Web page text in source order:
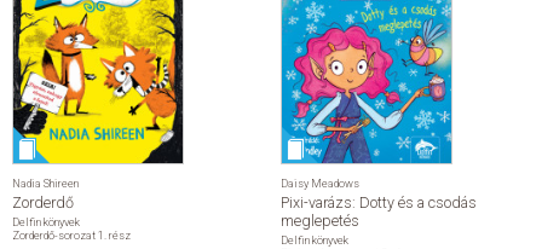
Nadia Shireen
Zorderdő
Delfin könyvek
Zorderdő-sorozat 1. rész
Daisy Meadows
Pixi-varázs: Dotty és a csodás
meglepetés
Delfin könyvek